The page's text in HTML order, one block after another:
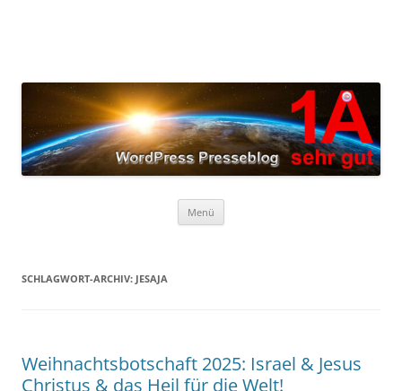
Menü
SCHLAGWORT-ARCHIV: JESAJA
Weihnachtsbotschaft 2025: Israel & Jesus
Christus & das Heil für die Welt!